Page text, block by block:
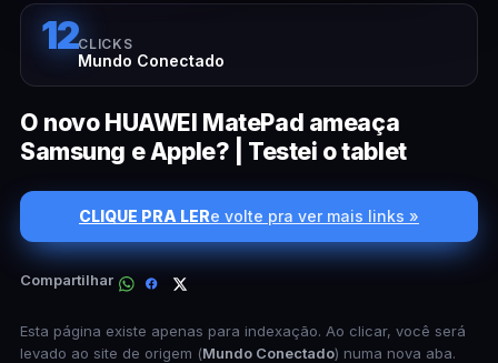
12CLICKS
Mundo Conectado
O novo HUAWEI MatePad ameaça
Samsung e Apple? | Testei o tablet
CLIQUE PRA LERe volte pra ver mais links »
Compartilhar
Esta página existe apenas para indexação. Ao clicar, você será
levado ao site de origem (Mundo Conectado) numa nova aba.